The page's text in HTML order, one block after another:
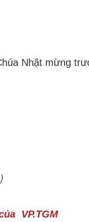
Nhật mừng
VP.TGM